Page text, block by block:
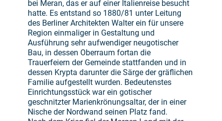
bei Meran, das er auf einer Italienreise besucht
hatte. Es entstand so 1880/81 unter Leitung
des Berliner Architekten Walter ein für unsere
Region einmaliger in Gestaltung und
Ausführung sehr aufwendiger neugotischer
Bau, in dessen Oberraum fortan die
Trauerfeiern der Gemeinde stattfanden und in
dessen Krypta darunter die Särge der gräflichen
Familie aufgestellt wurden. Bedeutenstes
Einrichtungsstück war ein gotischer
geschnitzter Marienkrönungsaltar, der in einer
Nische der Nordwand seinen Platz fand.